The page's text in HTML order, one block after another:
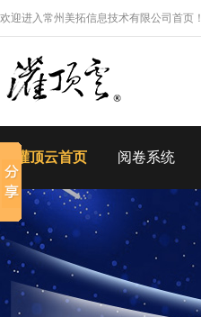
欢迎进入常州美拓信息技术有限公司首页！
灌顶云首页 阅卷系统